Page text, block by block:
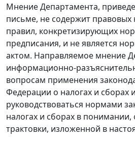
Мнение Департамента,
письме, не содержит
правил, конкретизирующих
предписания, и не является
актом. Направляемое мнение
информационно-
вопросам применения
Федерации о налогах и сборах
руководствоваться нормами
налогах и сборах в
трактовки, изложенной в